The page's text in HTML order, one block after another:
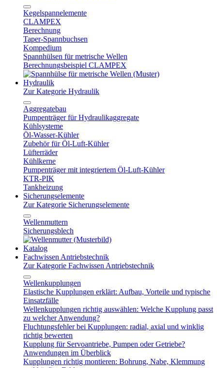
Kegelspannelemente
CLAMPEX
Berechnung
Taper-Spannbuchsen
Kompedium
Spannhülsen für metrische Wellen
Berechnungsbeispiel CLAMPEX
Hydraulik
Zur Kategorie Hydraulik
Aggregatebau
Pumpenträger für Hydraulikaggregate
Kühlsysteme
Öl-Wasser-Kühler
Zubehör für Öl-Luft-Kühler
Lüfterräder
Kühlkerne
Pumpenträger mit integriertem Öl-Luft-Kühler
KTR-PIK
Tankheizung
Sicherungselemente
Zur Kategorie Sicherungselemente
Wellenmuttern
Sicherungsblech
Katalog
Fachwissen Antriebstechnik
Zur Kategorie Fachwissen Antriebstechnik
Wellenkupplungen
Elastische Kupplungen erklärt: Aufbau, Vorteile und typische
Einsatzfälle
Wellenkupplungen richtig auswählen: Welche Kupplung passt
zu welcher Anwendung?
Fluchtungsfehler bei Kupplungen: radial, axial und winklig
richtig bewerten
Kupplung für Servoantriebe, Pumpen oder Getriebe?
Anwendungen im Überblick
Kupplungen richtig montieren: Bohrung, Nabe, Klemmung